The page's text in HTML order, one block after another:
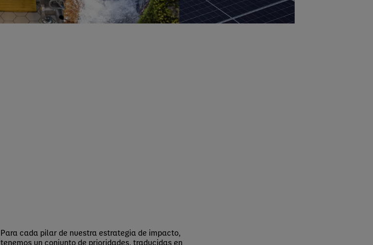
Para cada pilar de nuestra estrategia de impacto,
tenemos un conjunto de prioridades, traducidas en